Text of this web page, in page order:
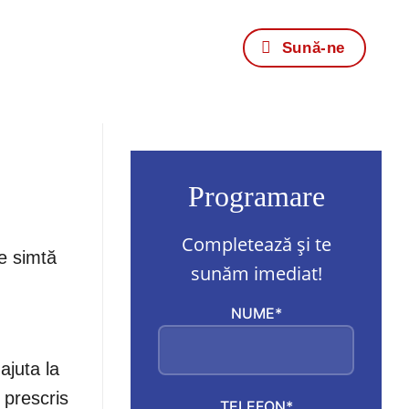
Sună-ne
simtă
la
Programare
Completează și te
sunăm imediat!
NUME*